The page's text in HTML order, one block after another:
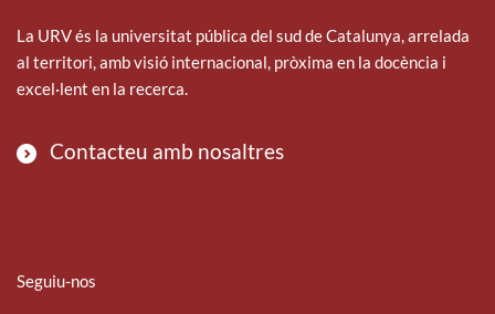
La URV és la universitat pública del sud de Catalunya, arrelada
al territori, amb visió internacional, pròxima en la docència i
excel·lent en la recerca.
Contacteu amb nosaltres
Seguiu-nos